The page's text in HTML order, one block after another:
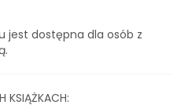
jest dostępna dla osób z
KSIĄŻKACH: